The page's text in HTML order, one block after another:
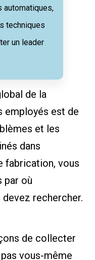
automatiques,
techniques
un leader
de la
employés est de
et les
dans
fabrication, vous
par où
rechercher.
de collecter
vous-même